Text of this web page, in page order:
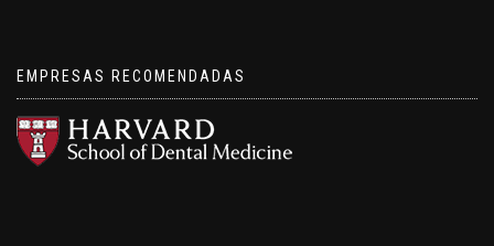
EMPRESAS RECOMENDADAS